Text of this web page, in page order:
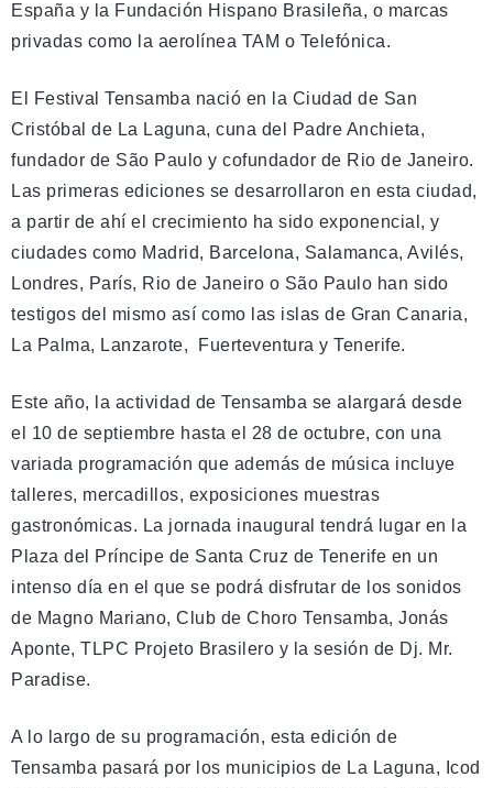
España y la Fundación Hispano Brasileña, o marcas
privadas como la aerolínea TAM o Telefónica.
El Festival Tensamba nació en la Ciudad de San
Cristóbal de La Laguna, cuna del Padre Anchieta,
fundador de São Paulo y cofundador de Rio de Janeiro.
Las primeras ediciones se desarrollaron en esta ciudad,
a partir de ahí el crecimiento ha sido exponencial, y
ciudades como Madrid, Barcelona, Salamanca, Avilés,
Londres, París, Rio de Janeiro o São Paulo han sido
testigos del mismo así como las islas de Gran Canaria,
La Palma, Lanzarote, Fuerteventura y Tenerife.
Este año, la actividad de Tensamba se alargará desde
el 10 de septiembre hasta el 28 de octubre, con una
variada programación que además de música incluye
talleres, mercadillos, exposiciones muestras
gastronómicas. La jornada inaugural tendrá lugar en la
Plaza del Príncipe de Santa Cruz de Tenerife en un
intenso día en el que se podrá disfrutar de los sonidos
de Magno Mariano, Club de Choro Tensamba, Jonás
Aponte, TLPC Projeto Brasilero y la sesión de Dj. Mr.
Paradise.
A lo largo de su programación, esta edición de
Tensamba pasará por los municipios de La Laguna, Icod